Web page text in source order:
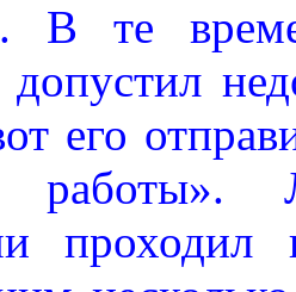
В те
допустил
его